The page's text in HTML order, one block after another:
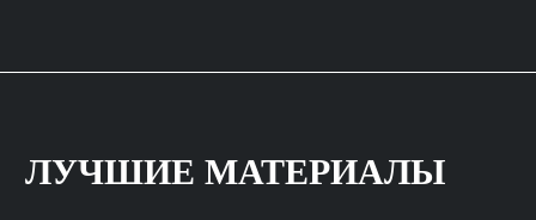
ЛУЧШИЕ МАТЕРИАЛЫ